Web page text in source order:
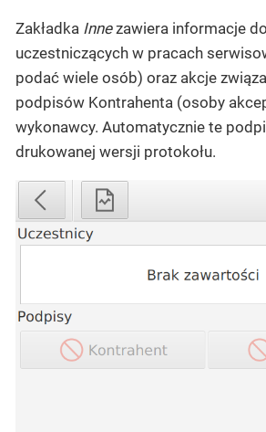
Zakładka Innezawiera informacje
uczestniczących w pracach
podać wiele osób) oraz akcje
podpisów Kontrahenta (osoby
wykonawcy. Automatycznie te
drukowanej wersji protokołu.